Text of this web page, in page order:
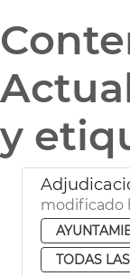
y
modificado
TODAS